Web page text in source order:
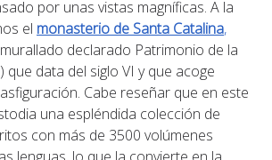
por unas vistas magníficas. A la
el monasterio de Santa Catalina,
declarado Patrimonio de la
que data del siglo VI y que acoge
Cabe reseñar que en este
una espléndida colección de
con más de 3500 volúmenes